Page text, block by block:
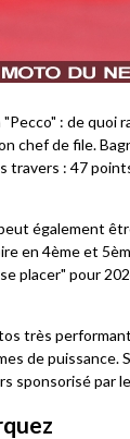
: de quoi
chef de file.
travers : 47
également
en 4ème et
placer" pour
très
de puissance.
sponsorisé par